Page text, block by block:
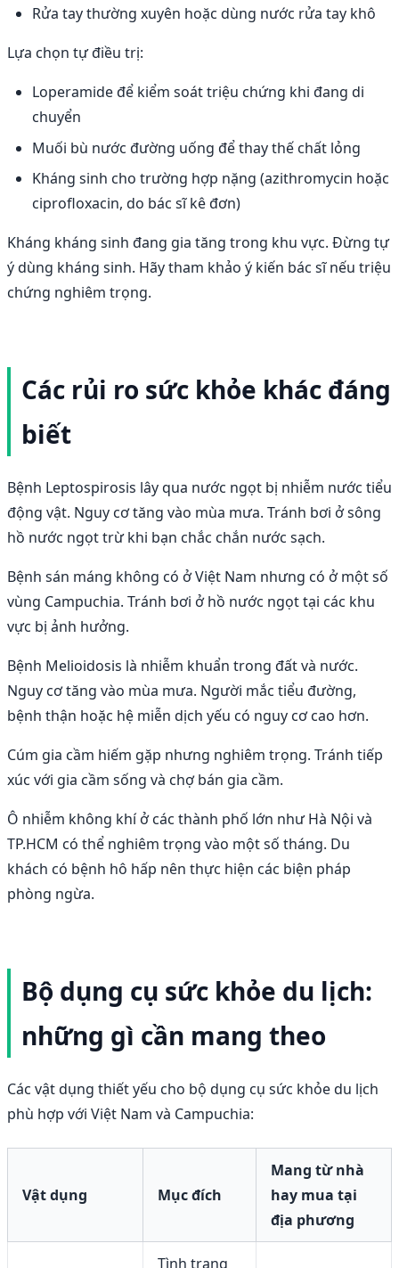
Rửa tay thường xuyên hoặc dùng nước rửa tay khô
Lựa chọn tự điều trị:
Loperamide để kiểm soát triệu chứng khi đang di
chuyển
Muối bù nước đường uống để thay thế chất lỏng
Kháng sinh cho trường hợp nặng (azithromycin hoặc
ciprofloxacin, do bác sĩ kê đơn)
Kháng kháng sinh đang gia tăng trong khu vực. Đừng tự
ý dùng kháng sinh. Hãy tham khảo ý kiến bác sĩ nếu triệu
chứng nghiêm trọng.
Các rủi ro sức khỏe khác đáng
biết
Bệnh Leptospirosis lây qua nước ngọt bị nhiễm nước tiểu
động vật. Nguy cơ tăng vào mùa mưa. Tránh bơi ở sông
hồ nước ngọt trừ khi bạn chắc chắn nước sạch.
Bệnh sán máng không có ở Việt Nam nhưng có ở một số
vùng Campuchia. Tránh bơi ở hồ nước ngọt tại các khu
vực bị ảnh hưởng.
Bệnh Melioidosis là nhiễm khuẩn trong đất và nước.
Nguy cơ tăng vào mùa mưa. Người mắc tiểu đường,
bệnh thận hoặc hệ miễn dịch yếu có nguy cơ cao hơn.
Cúm gia cầm hiếm gặp nhưng nghiêm trọng. Tránh tiếp
xúc với gia cầm sống và chợ bán gia cầm.
Ô nhiễm không khí ở các thành phố lớn như Hà Nội và
TP.HCM có thể nghiêm trọng vào một số tháng. Du
khách có bệnh hô hấp nên thực hiện các biện pháp
phòng ngừa.
Bộ dụng cụ sức khỏe du lịch:
những gì cần mang theo
Các vật dụng thiết yếu cho bộ dụng cụ sức khỏe du lịch
phù hợp với Việt Nam và Campuchia:
Vật dụng Mục đích
Mang từ nhà
hay mua tại
địa phương
Tình trạng